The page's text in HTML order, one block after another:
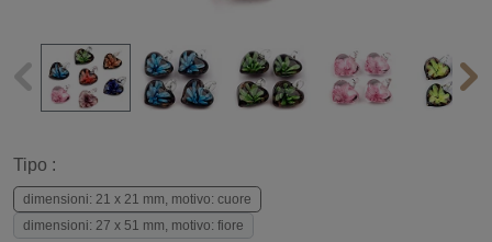
Tipo :
dimensioni: 21 x 21 mm, motivo: cuore
dimensioni: 27 x 51 mm, motivo: fiore